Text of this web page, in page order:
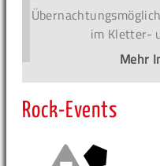
im Kletter-
Mehr
Rock-Events